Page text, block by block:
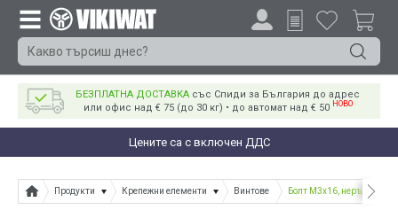
БЕЗПЛАТНА ДОСТАВКА със Спиди за България до адрес
или офис над € 75 (до 30 кг) • до автомат над € 50 НОВО
Цените са с включен ДДС
Продукти Крепежни елементи Винтове Болт М3х16, неръждаем,